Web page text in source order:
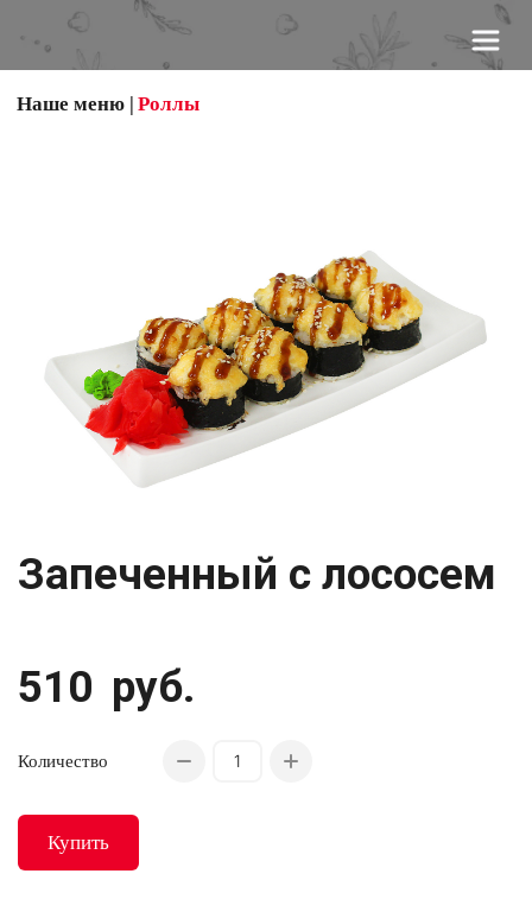
Наше меню | Роллы
Запеченный с лососем
510 руб.
Количество
Купить